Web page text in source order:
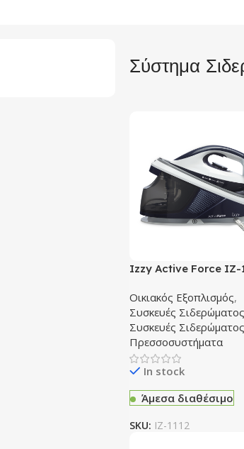
Σύστημα
Izzy Active Force IZ-
Οικιακός Εξοπλισμός,
Συσκευές Σιδερώματος
Συσκευές
Πρεσσοσυστήματα
In stock
Άμεσα διαθέσιμο
SKU: IZ-1112